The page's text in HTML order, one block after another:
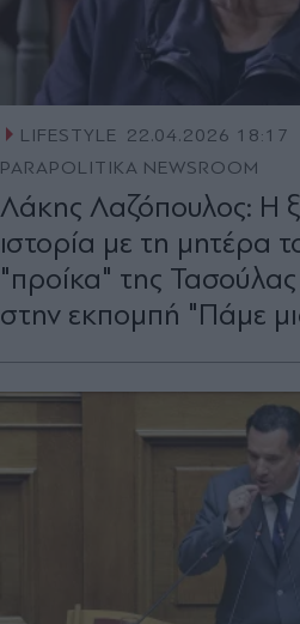
LIFESTYLE 22.04.2026 18:17
PARAPOLITIKA NEWSROOM
Λάκης Λαζόπουλος: Η
ιστορία με τη μητέρα
"προίκα" της
στην εκπομπή "Πάμε